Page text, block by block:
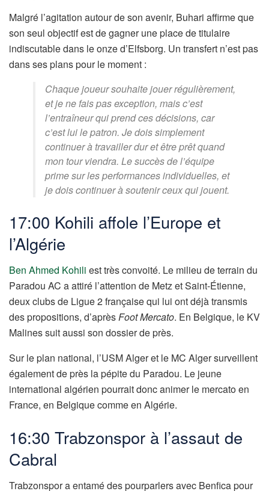
Malgré l’agitation autour de son avenir, Buhari affirme que
son seul objectif est de gagner une place de titulaire
indiscutable dans le onze d’Elfsborg. Un transfert n’est pas
dans ses plans pour le moment :
Chaque joueur souhaite jouer régulièrement,
et je ne fais pas exception, mais c’est
l’entraîneur qui prend ces décisions, car
c’est lui le patron. Je dois simplement
continuer à travailler dur et être prêt quand
mon tour viendra. Le succès de l’équipe
prime sur les performances individuelles, et
je dois continuer à soutenir ceux qui jouent.
17:00 Kohili affole l’Europe et
l’Algérie
Ben Ahmed Kohili est très convoité. Le milieu de terrain du
Paradou AC a attiré l’attention de Metz et Saint-Étienne,
deux clubs de Ligue 2 française qui lui ont déjà transmis
des propositions, d’aprèsFoot Mercato. En Belgique, le KV
Malines suit aussi son dossier de près.
Sur le plan national, l’USM Alger et le MC Alger surveillent
également de près la pépite du Paradou. Le jeune
international algérien pourrait donc animer le mercato en
France, en Belgique comme en Algérie.
16:30 Trabzonspor à l’assaut de
Cabral
Trabzonspor a entamé des pourparlers avec Benfica pour